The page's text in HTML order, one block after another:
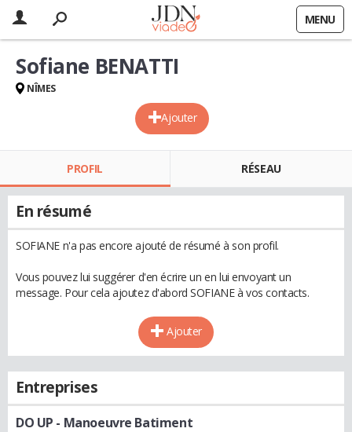
MENU
Ajouter
Sofiane BENATTI
NÎMES
PROFIL RÉSEAU
En résumé
SOFIANE n'a pas encore ajouté de résumé à son profil.
Vous pouvez lui suggérer d'en écrire un en lui envoyant un
message. Pour cela ajoutez d'abord SOFIANE à vos contacts.
Ajouter
Entreprises
DO UP - Manoeuvre Batiment